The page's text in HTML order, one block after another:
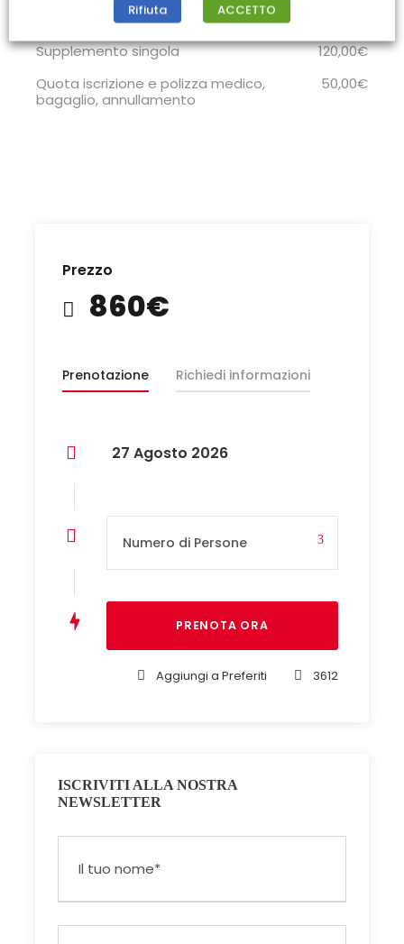
Prezzo
860€
Prenotazione Richiedi informazioni
27 Agosto 2026
Aggiungi a Preferiti 3612
ISCRIVITI ALLA NOSTRA
NEWSLETTER
Quota di partecipazione
Supplemento singola
120,00€
Quota iscrizione e polizza medico,
bagaglio, annullamento
50,00€
Rifiuta ACCETTO